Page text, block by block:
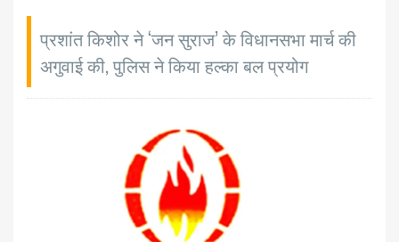
प्रशांत किशोर ने ‘जन सुराज’ के विधानसभा मार्च की
अगुवाई की, पुलिस ने किया हल्का बल प्रयोग